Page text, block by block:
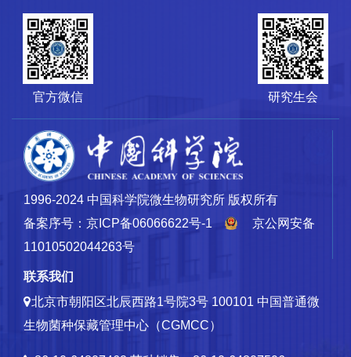
官方微信 研究生会
1996-2024 中国科学院微生物研究所 版权所有
备案序号：京ICP备06066622号-1
京公网安备
11010502044263号
联系我们
北京市朝阳区北辰西路1号院3号 100101 中国普通微
生物菌种保藏管理中心（CGMCC）